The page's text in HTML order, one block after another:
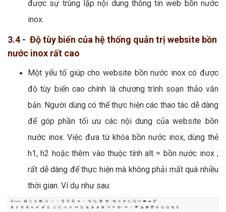
được sự trùng lặp nội dung thông tin web bồn nước
inox.
3.4 - Độ tùy biến của hệ thống quản trị website bồn
nước inox rất cao
Một yếu tố giúp cho website bồn nước inox có được
độ tùy biến cao chính là chương trình soạn thảo văn
bản. Người dùng có thể thực hiện các thao tác dễ dàng
để góp phần tối ưu các nội dung của website bồn
nước inox. Việc đưa từ khóa bồn nước inox, dùng thẻ
h1, h2 hoặc thêm vào thuộc tính alt = bồn nước inox ;
rất dễ dàng để thực hiện mà không phải mất quá nhiều
thời gian. Ví dụ như sau: